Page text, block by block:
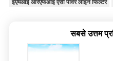
ईएमआई आरएफआई एसी पावर लाइन फिल्टर
सबसे उत्तम